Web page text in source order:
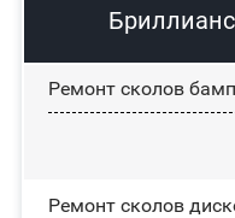
Ремонт сколов
Ремонт сколов